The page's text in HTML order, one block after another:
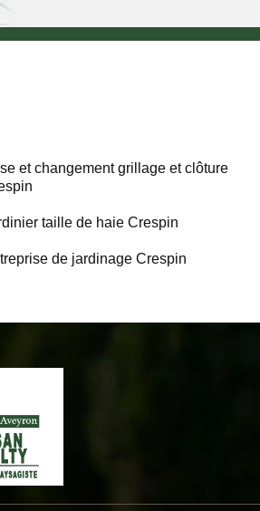
et changement grillage et clôture
taille de haie Crespin
de jardinage Crespin